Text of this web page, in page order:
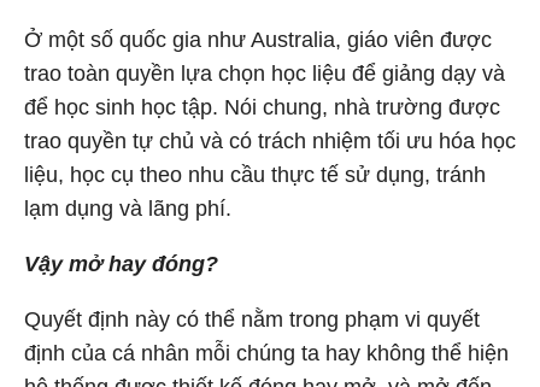
Ở một số quốc gia như Australia, giáo viên được
trao toàn quyền lựa chọn học liệu để giảng dạy và
để học sinh học tập. Nói chung, nhà trường được
trao quyền tự chủ và có trách nhiệm tối ưu hóa học
liệu, học cụ theo nhu cầu thực tế sử dụng, tránh
lạm dụng và lãng phí.
Vậy mở hay đóng?
Quyết định này có thể nằm trong phạm vi quyết
định của cá nhân mỗi chúng ta hay không thể hiện